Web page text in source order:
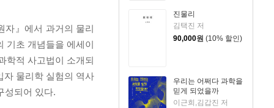
진물리
김택진 저
90,000원 (10% 할인)
우리는 어쩌다 과학을
믿게 되었을까
이근희,김갑진 저
자』에서 과거의 물리
기초 개념들을 에세이
학적 사고법이 소개되
자 물리학 실험의 역사
성되어 있다.